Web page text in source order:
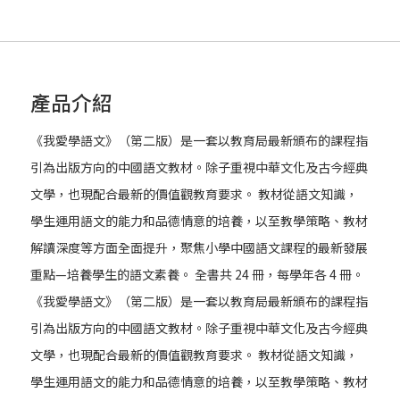
產品介紹
《我愛學語文》（第二版）是一套以教育局最新頒布的課程指
引為出版方向的中國語文教材。除子重視中華文化及古今經典
文學，也現配合最新的價值觀教育要求。 教材從語文知識，
學生運用語文的能力和品德情意的培養，以至教學策略、教材
解讀深度等方面全面提升，聚焦小學中國語文課程的最新發展
重點—培養學生的語文素養。 全書共 24 冊，每學年各 4 冊。
《我愛學語文》（第二版）是一套以教育局最新頒布的課程指
引為出版方向的中國語文教材。除子重視中華文化及古今經典
文學，也現配合最新的價值觀教育要求。 教材從語文知識，
學生運用語文的能力和品德情意的培養，以至教學策略、教材